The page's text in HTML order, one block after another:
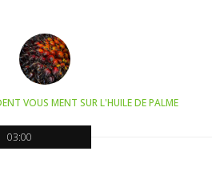
03:00
VOUS MENT SUR L'HUILE DE PALME